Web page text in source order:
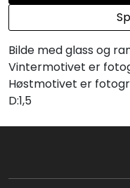
Bilde med glass og
Vintermotivet er
Høstmotivet er
D:1,5